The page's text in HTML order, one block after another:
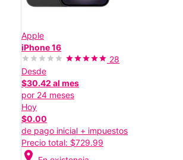
Apple
iPhone 16
28
Desde
$30.42 al mes
por 24 meses
Hoy
$0.00
de pago inicial + impuestos
Precio total: $729.99
location_on